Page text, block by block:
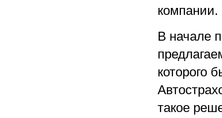
компании.
В начале
которого
такое